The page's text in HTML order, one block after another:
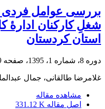
بررسی عوامل فردی
شغلِ کارکنان
استان کردستان
دوره 8، شماره 1، 1395، صفحه
غلامرضا طالقانی، جمال
مشاهده مقاله
اصل مقاله 331.12 K